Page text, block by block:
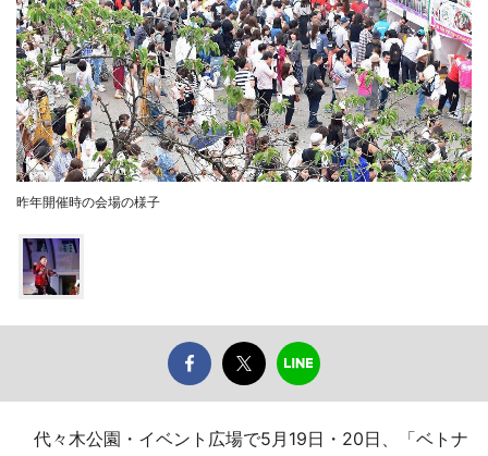
昨年開催時の会場の様子
代々木公園・イベント広場で5月19日・20日、「ベトナ